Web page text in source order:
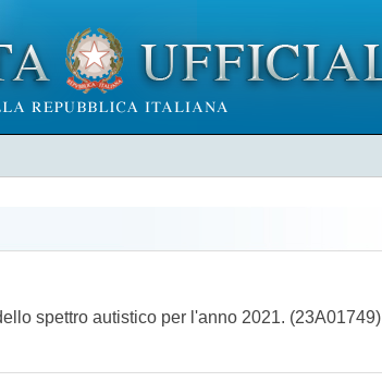
spettro autistico per l'anno 2021. (23A01749)